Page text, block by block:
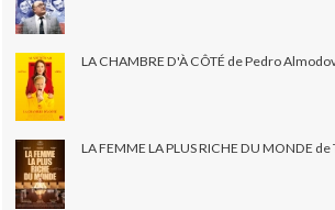
LA CHAMBRE D'À CÔTÉ de Pedro
LA FEMME LA PLUS RICHE DU MONDE